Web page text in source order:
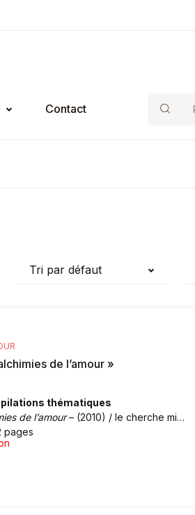
Contact Search
Tri par défaut
de l’amour »
thématiques
de l’amour– (2010) / le cherche midi
pages